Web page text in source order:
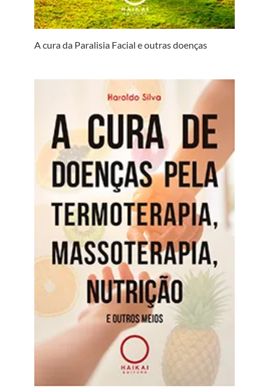
A cura da Paralisia Facial e outras doenças